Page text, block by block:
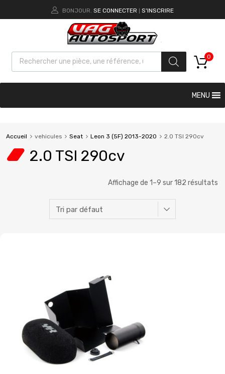
BONJOUR. SE CONNECTER S'INSCRIRE
0
MENU
Accueil vehicules Seat Leon 3 (5F) 2013-2020 2.0 TSI 290cv
2.0 TSI 290cv
Affichage de 1–9 sur 182 résultats